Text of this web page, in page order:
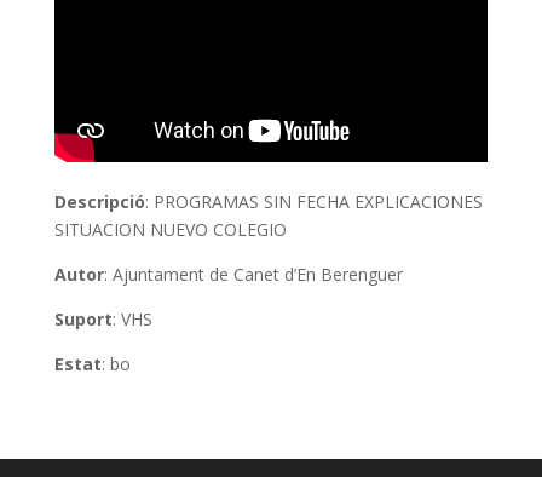
Descripció: PROGRAMAS SIN FECHA EXPLICACIONES
SITUACION NUEVO COLEGIO
Autor: Ajuntament de Canet d’En Berenguer
Suport: VHS
Estat: bo